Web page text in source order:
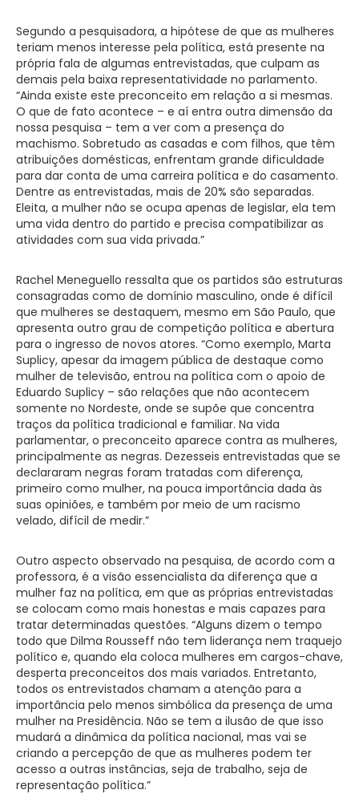
Segundo a pesquisadora, a hipótese de que as mulheres
teriam menos interesse pela política, está presente na
própria fala de algumas entrevistadas, que culpam as
demais pela baixa representatividade no parlamento.
“Ainda existe este preconceito em relação a si mesmas.
O que de fato acontece – e aí entra outra dimensão da
nossa pesquisa – tem a ver com a presença do
machismo. Sobretudo as casadas e com filhos, que têm
atribuições domésticas, enfrentam grande dificuldade
para dar conta de uma carreira política e do casamento.
Dentre as entrevistadas, mais de 20% são separadas.
Eleita, a mulher não se ocupa apenas de legislar, ela tem
uma vida dentro do partido e precisa compatibilizar as
atividades com sua vida privada.”
Rachel Meneguello ressalta que os partidos são estruturas
consagradas como de domínio masculino, onde é difícil
que mulheres se destaquem, mesmo em São Paulo, que
apresenta outro grau de competição política e abertura
para o ingresso de novos atores. “Como exemplo, Marta
Suplicy, apesar da imagem pública de destaque como
mulher de televisão, entrou na política com o apoio de
Eduardo Suplicy – são relações que não acontecem
somente no Nordeste, onde se supõe que concentra
traços da política tradicional e familiar. Na vida
parlamentar, o preconceito aparece contra as mulheres,
principalmente as negras. Dezesseis entrevistadas que se
declararam negras foram tratadas com diferença,
primeiro como mulher, na pouca importância dada às
suas opiniões, e também por meio de um racismo
velado, difícil de medir.”
Outro aspecto observado na pesquisa, de acordo com a
professora, é a visão essencialista da diferença que a
mulher faz na política, em que as próprias entrevistadas
se colocam como mais honestas e mais capazes para
tratar determinadas questões. “Alguns dizem o tempo
todo que Dilma Rousseff não tem liderança nem traquejo
político e, quando ela coloca mulheres em cargos-chave,
desperta preconceitos dos mais variados. Entretanto,
todos os entrevistados chamam a atenção para a
importância pelo menos simbólica da presença de uma
mulher na Presidência. Não se tem a ilusão de que isso
mudará a dinâmica da política nacional, mas vai se
criando a percepção de que as mulheres podem ter
acesso a outras instâncias, seja de trabalho, seja de
representação política.”